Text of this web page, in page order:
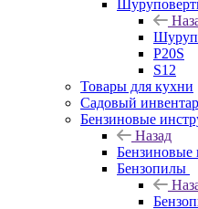
P20S
S12
Товары для кухни
Садовый
Бензиновые
Назад
Бензиновые
Бензопилы